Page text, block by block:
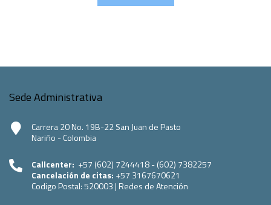
Sede Administrativa
Carrera 20 No. 19B-22 San Juan de Pasto
Nariño - Colombia
Callcenter: +57 (602) 7244418 - (602) 7382257
Cancelación de citas: +57 3167670621
Codigo Postal:520003 | Redes de Atención